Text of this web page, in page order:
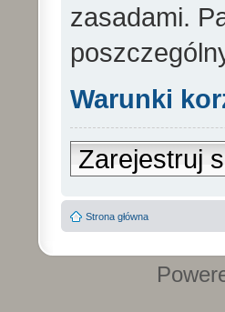
zasadami.
Warunki
Zarejestruj
Strona główna